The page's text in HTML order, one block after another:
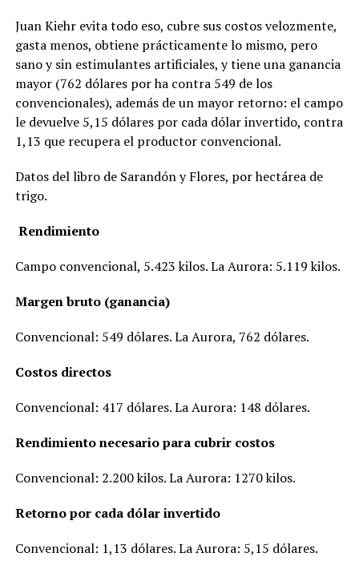
Juan Kiehr evita todo eso, cubre sus costos velozmente,
gasta menos, obtiene prácticamente lo mismo, pero
sano y sin estimulantes artificiales, y tiene una ganancia
mayor (762 dólares por ha contra 549 de los
convencionales), además de un mayor retorno: el campo
le devuelve 5,15 dólares por cada dólar invertido, contra
1,13 que recupera el productor convencional.
Datos del libro de Sarandón y Flores, por hectárea de
trigo.
Rendimiento
Campo convencional, 5.423 kilos. La Aurora: 5.119 kilos.
Margen bruto (ganancia)
Convencional: 549 dólares. La Aurora, 762 dólares.
Costos directos
Convencional: 417 dólares. La Aurora: 148 dólares.
Rendimiento necesario para cubrir costos
Convencional: 2.200 kilos. La Aurora: 1270 kilos.
Retorno por cada dólar invertido
Convencional: 1,13 dólares. La Aurora: 5,15 dólares.